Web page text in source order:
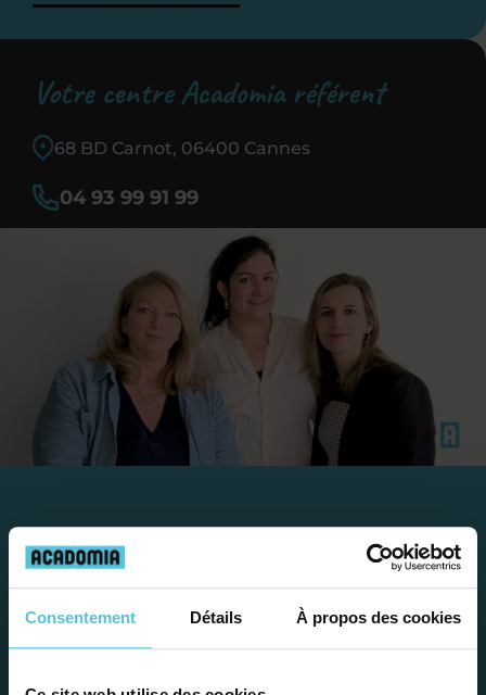
Consentement Détails À propos des cookies
Votre centre Acadomia référent
68 BD Carnot, 06400 Cannes
04 93 99 91 99
Travailler chez Acadomia
présente denombreux
avantages